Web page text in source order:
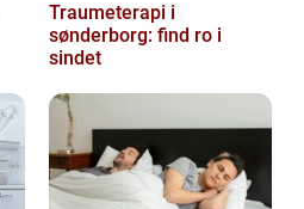
Traumeterapi i
sønderborg: find ro i
sindet